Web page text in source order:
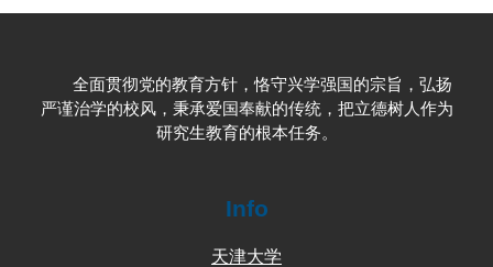
全面贯彻党的教育方针，恪守兴学强国的宗旨，弘扬
严谨治学的校风，秉承爱国奉献的传统，把立德树人作为
研究生教育的根本任务。
Info
天津大学